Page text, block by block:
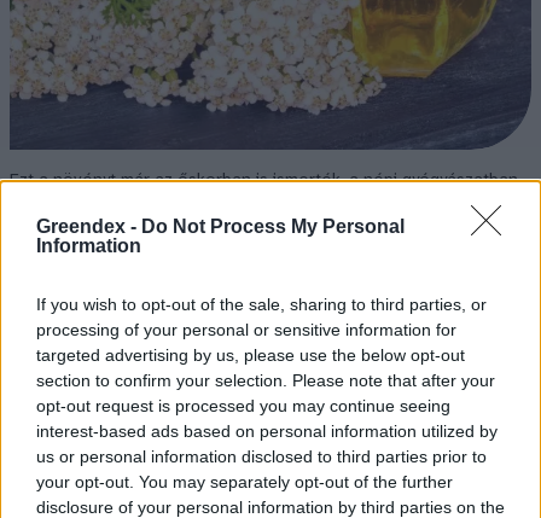
Greendex - Do Not Process My Personal
Information
If you wish to opt-out of the sale, sharing to third parties, or
processing of your personal or sensitive information for
targeted advertising by us, please use the below opt-out
section to confirm your selection. Please note that after your
opt-out request is processed you may continue seeing
interest-based ads based on personal information utilized by
us or personal information disclosed to third parties prior to
your opt-out. You may separately opt-out of the further
disclosure of your personal information by third parties on the
Ezt a növényt már az őskorban is ismerték, a népi gyógyászatban
Születésnapi programokkal várja a
hétvégén a közönséget a 160 éves
Fővárosi Állatkert
ÉLŐ BOLYGÓNK
Szedd magad őszibarack: itt vannak
a legjobb lelőhelyek!